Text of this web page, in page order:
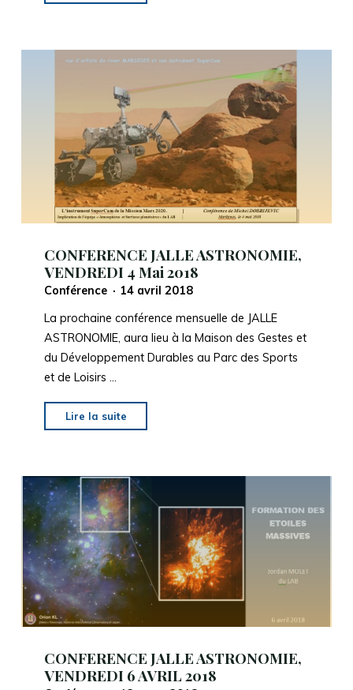
JALLE
VENDREDI
01
JUIN
CONFERENCE JALLE ASTRONOMIE,
VENDREDI 4 Mai 2018
Conférence
14 avril 2018
La prochaine conférence mensuelle de JALLE
ASTRONOMIE, aura lieu à la Maison des Gestes et
du Développement Durables au Parc des Sports
et de Loisirs …
Lire la suite
JALLE
VENDREDI
4
Mai
2018"
CONFERENCE JALLE ASTRONOMIE,
VENDREDI 6 AVRIL 2018